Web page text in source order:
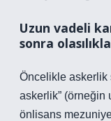
Uzun vadeli
sonra
Öncelikle askerlik
askerlik” (örneğin
önlisans